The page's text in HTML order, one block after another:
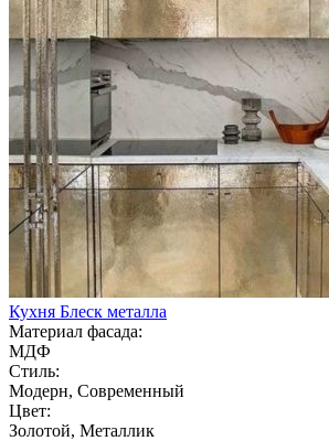
Кухня Блеск металла
Материал фасада:
МДФ
Стиль:
Модерн, Современный
Цвет:
Золотой, Металлик